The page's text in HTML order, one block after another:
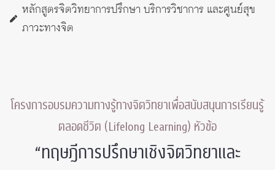
หลักสูตรจิตวิทยาการปรึกษา บริการวิชาการ และศูนย์สุข
ภาวะทางจิต
โครงการอบรมความทางรู้ทางจิตวิทยาเพื่อสนับสนุนการเรียนรู้
ตลอดชีวิต (Lifelong Learning) หัวข้อ
“ทฤษฎีการปรึกษาเชิงจิตวิทยาและ